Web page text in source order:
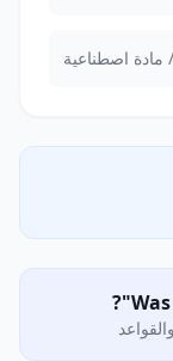
مادة اصطناعية